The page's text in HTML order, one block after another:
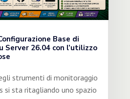
Base di
Server 26.04 con l’utilizzo
strumenti di monitoraggio
si sta ritagliando uno spazio